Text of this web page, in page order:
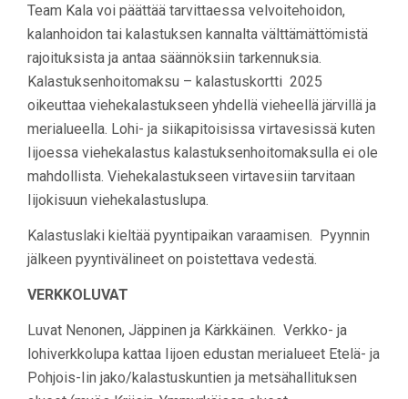
Team Kala voi päättää tarvittaessa velvoitehoidon,
kalanhoidon tai kalastuksen kannalta välttämättömistä
rajoituksista ja antaa säännöksiin tarkennuksia.
Kalastuksenhoitomaksu – kalastuskortti 2025
oikeuttaa viehekalastukseen yhdellä vieheellä järvillä ja
merialueella. Lohi- ja siikapitoisissa virtavesissä kuten
Iijoessa viehekalastus kalastuksenhoitomaksulla ei ole
mahdollista. Viehekalastukseen virtavesiin tarvitaan
Iijokisuun viehekalastuslupa.
Kalastuslaki kieltää pyyntipaikan varaamisen. Pyynnin
jälkeen pyyntivälineet on poistettava vedestä.
VERKKOLUVAT
Luvat Nenonen, Jäppinen ja Kärkkäinen. Verkko- ja
lohiverkkolupa kattaa Iijoen edustan merialueet Etelä- ja
Pohjois-Iin jako/kalastuskuntien ja metsähallituksen